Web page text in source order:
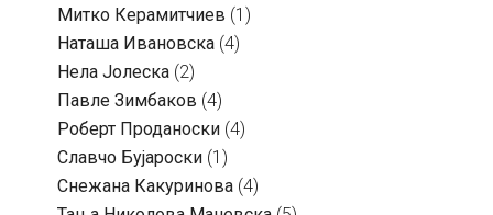
Митко Керамитчиев (1)
Наташа Ивановска (4)
Нела Јолеска (2)
Павле Зимбаков (4)
Роберт Проданоски (4)
Славчо Бујароски (1)
Снежана Какуринова (4)